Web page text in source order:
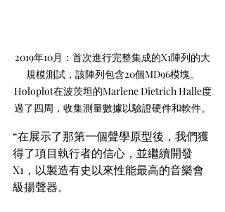
2019年10月：首次進行完整集成的X1陣列的大
規模測試，該陣列包含20個MD96模塊。
Holoplot在波茨坦的Marlene Dietrich Halle度
過了四周，收集測量數據以驗證硬件和軟件。
“在展示了那第一個聲學原型後，我們獲
得了項目執行者的信心，並繼續開發
X1，以製造有史以來性能最高的音樂會
級揚聲器。